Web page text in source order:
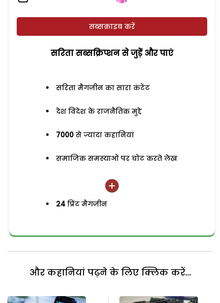
सब्सक्राइब करें
सरिता सब्सक्रिप्शन से जुड़ेें और पाएं
सरिता मैगजीन का सारा कंटेंट
देश विदेश के राजनैतिक मुद्दे
7000 से ज्यादा कहानियां
समाजिक समस्याओं पर चोट करते लेख
24 प्रिंट मैगजीन
और कहानियां पढ़ने के लिए क्लिक करें...